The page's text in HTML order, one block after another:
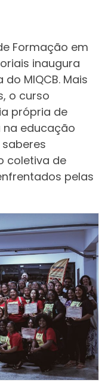
Formação em
inaugura
MIQCB. Mais
o curso
própria de
educação
coletiva de
pelas